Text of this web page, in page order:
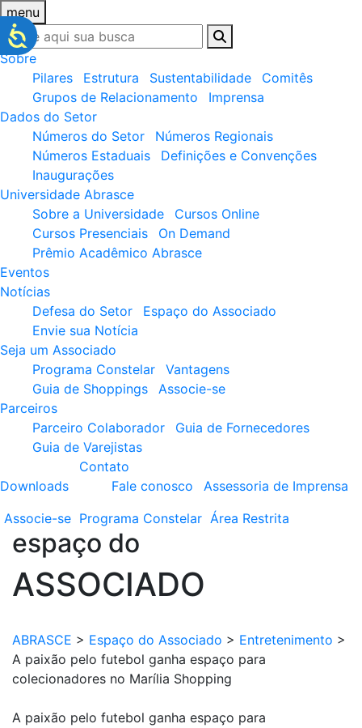
menu
Sobre
Pilares
Estrutura Sustentabilidade
Comitês
Grupos de Relacionamento
Imprensa
Dados do Setor
Números do Setor
Números Regionais
Números Estaduais
Definições e Convenções
Inaugurações
Universidade Abrasce
Sobre a Universidade
Cursos Online
Cursos Presenciais
On Demand
Prêmio Acadêmico Abrasce
Eventos
Notícias
Defesa do Setor
Espaço do Associado
Envie sua Notícia
Seja um Associado
Programa Constelar
Vantagens
Guia de Shoppings
Associe-se
Parceiros
Parceiro Colaborador
Guia de Fornecedores
Guia de Varejistas
Downloads
Contato
Fale conosco
Assessoria de Imprensa
Associe-se Programa Constelar Área Restrita
espaço do
ASSOCIADO
ABRASCE > Espaço do Associado > Entretenimento >
A paixão pelo futebol ganha espaço para
colecionadores no Marília Shopping
A paixão pelo futebol ganha espaço para